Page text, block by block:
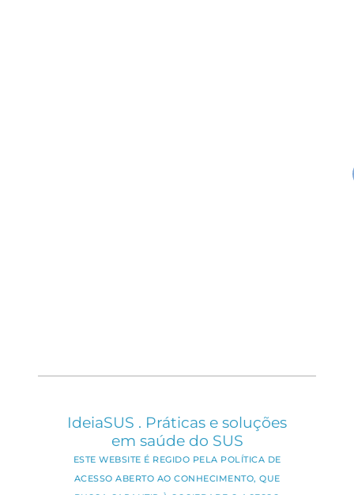
IdeiaSUS . Práticas e soluções
em saúde do SUS
ESTE WEBSITE É REGIDO PELA POLÍTICA DE
ACESSO ABERTO AO CONHECIMENTO, QUE